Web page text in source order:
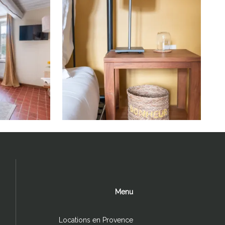
Menu
Locations en Provence